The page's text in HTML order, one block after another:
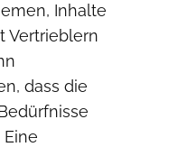
Inhalte
Vertrieblern
dass die